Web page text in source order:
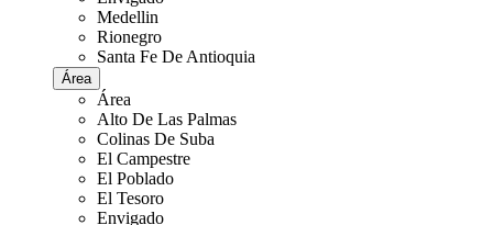
Medellin
Rionegro
Santa Fe De Antioquia
Área
Área
Alto De Las Palmas
Colinas De Suba
El Campestre
El Poblado
El Tesoro
Envigado